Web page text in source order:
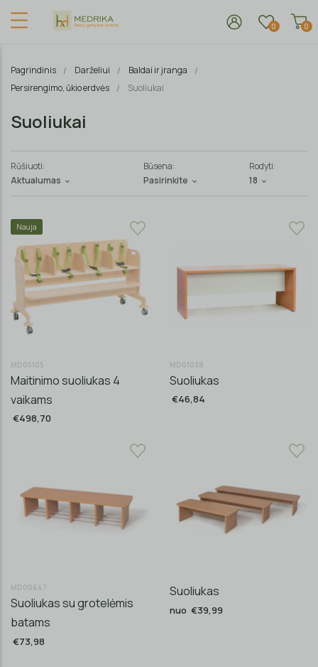
0 0
Pagrindinis Darželiui
Baldai ir įranga
Persirengimo, ūkio erdvės
Suoliukai
Suoliukai
Rūšiuoti:
Aktualumas
Būsena:
Pasirinkite
Rodyti:
18
MD05105
Maitinimo suoliukas 4
vaikams
€498,70
Nauja
MD01038
Suoliukas
€46,84
MD00647
Suoliukas su grotelėmis
batams
€73,98
Suoliukas
nuo €39,99